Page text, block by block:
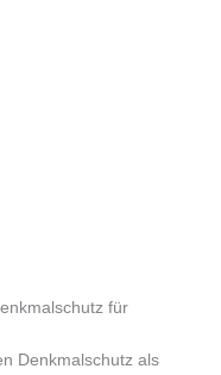
für
Denkmalschutz als